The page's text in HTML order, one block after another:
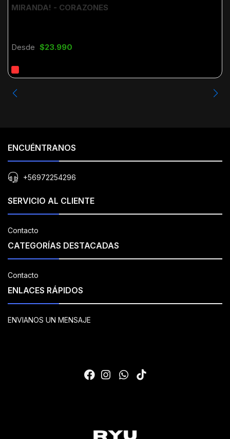
MIRANDA! - CORAZONES
Desde $23.990
ENCUÉNTRANOS
+56972254296
SERVICIO AL CLIENTE
Contacto
CATEGORÍAS DESTACADAS
Contacto
ENLACES RÁPIDOS
ENVIANOS UN MENSAJE